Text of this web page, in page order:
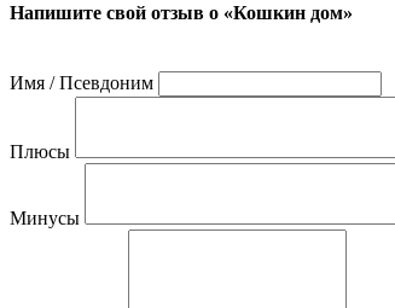
Напишите свой отзыв о «Кошкин дом»
Имя / Псевдоним
Плюсы
Минусы